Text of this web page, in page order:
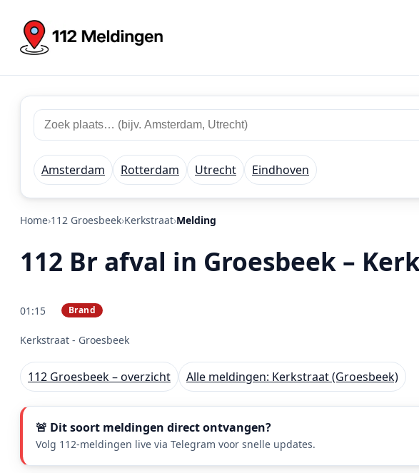
Zoek 112 meldingen
Zoek plaats of regio
Amsterdam Rotterdam Utrecht Eindhoven
Home 112 Groesbeek Kerkstraat Melding
112 Br afval in Groesbeek –
01:15 Brand
Kerkstraat - Groesbeek
112 Groesbeek – overzicht Alle meldingen: Kerkstraat (Groesbeek)
🚨 Dit soort meldingen direct ontvangen?
Volg 112-meldingen live via Telegram voor snelle updates.